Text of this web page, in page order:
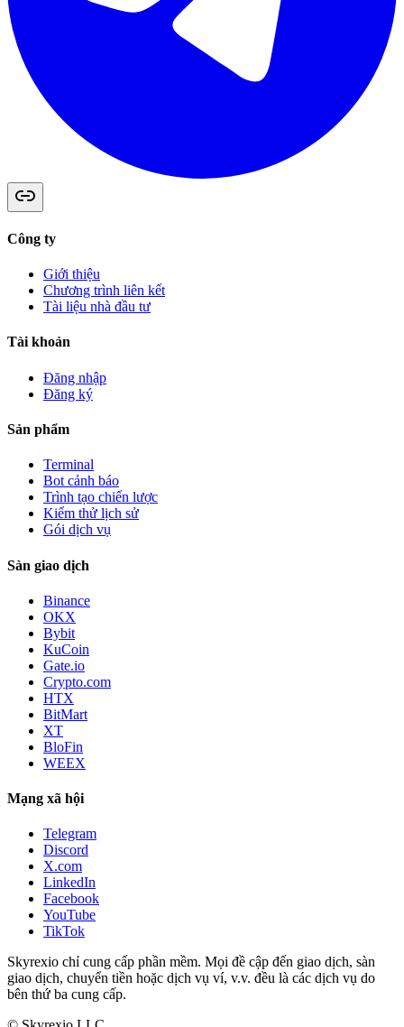
Công ty
Giới thiệu
Chương trình liên kết
Tài liệu nhà đầu tư
Tài khoản
Đăng nhập
Đăng ký
Sản phẩm
Terminal
Bot cảnh báo
Trình tạo chiến lược
Kiểm thử lịch sử
Gói dịch vụ
Sàn giao dịch
Binance
OKX
Bybit
KuCoin
Gate.io
Crypto.com
HTX
BitMart
XT
BloFin
WEEX
Mạng xã hội
Telegram
Discord
X.com
LinkedIn
Facebook
YouTube
TikTok
Skyrexio chỉ cung cấp phần mềm. Mọi đề cập đến giao dịch, sàn
giao dịch, chuyển tiền hoặc dịch vụ ví, v.v. đều là các dịch vụ do
bên thứ ba cung cấp.